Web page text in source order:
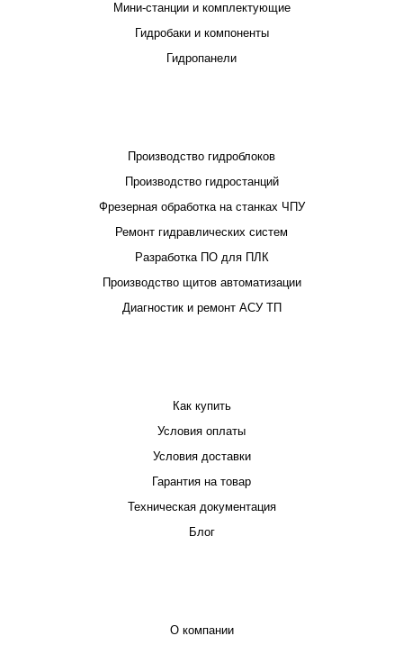
Мини-станции и комплектующие
Гидробаки и компоненты
Гидропанели
Производство гидроблоков
Производство гидростанций
Фрезерная обработка на станках ЧПУ
Ремонт гидравлических систем
Разработка ПО для ПЛК
Производство щитов автоматизации
Диагностик и ремонт АСУ ТП
Как купить
Условия оплаты
Условия доставки
Гарантия на товар
Техническая документация
Блог
О компании